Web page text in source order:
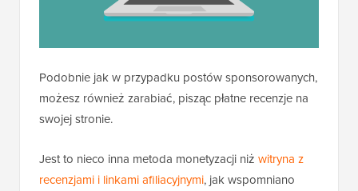
Podobnie jak w przypadku postów sponsorowanych,
możesz również zarabiać, pisząc płatne recenzje na
swojej stronie.
Jest to nieco inna metoda monetyzacji niż witryna z
recenzjami i linkami afiliacyjnymi, jak wspomniano